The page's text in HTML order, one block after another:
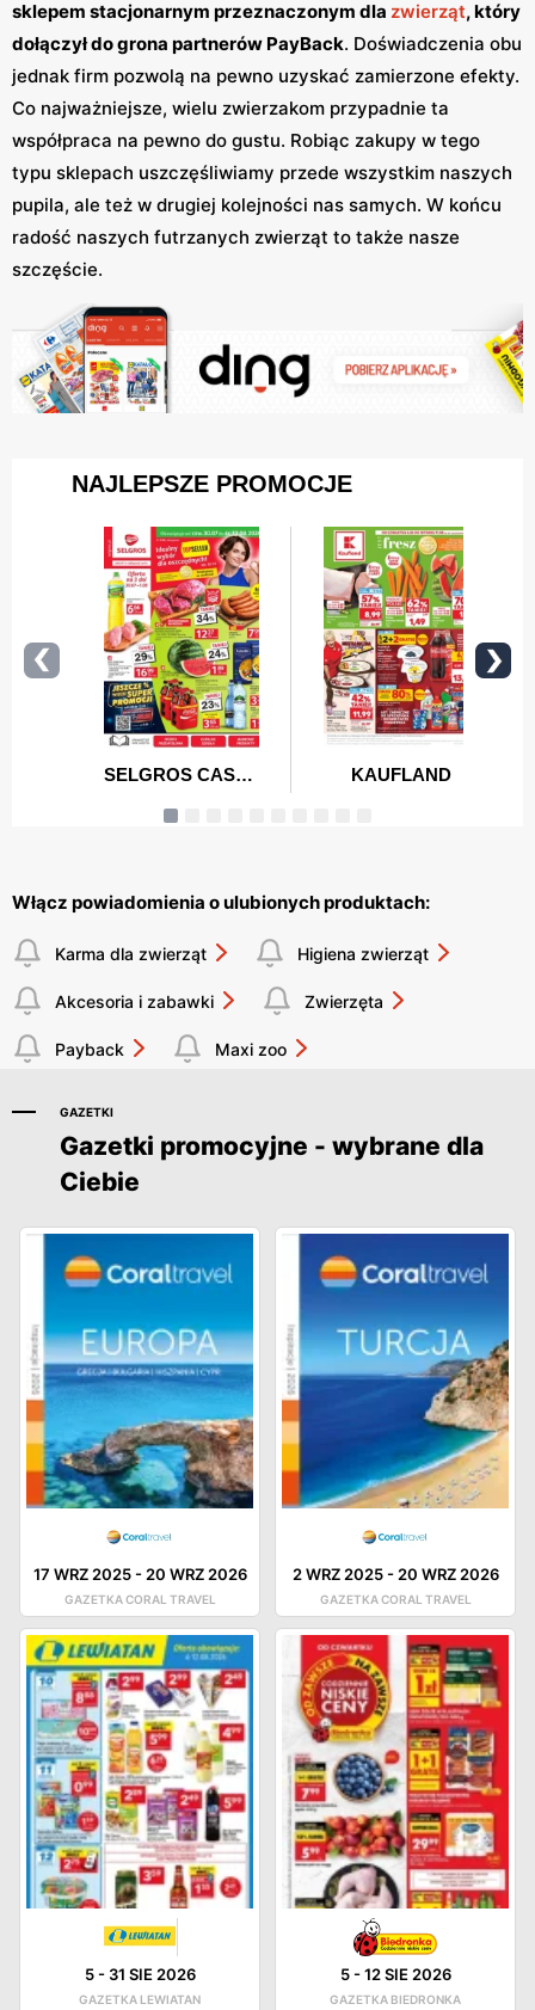
sklepem stacjonarnym przeznaczonym dla zwierząt, który
dołączył do grona partnerów PayBack. Doświadczenia obu
jednak firm pozwolą na pewno uzyskać zamierzone efekty.
Co najważniejsze, wielu zwierzakom przypadnie ta
współpraca na pewno do gustu. Robiąc zakupy w tego
typu sklepach uszczęśliwiamy przede wszystkim naszych
pupila, ale też w drugiej kolejności nas samych. W końcu
radość naszych futrzanych zwierząt to także nasze
szczęście.
Włącz powiadomienia o ulubionych produktach:
Karma dla zwierząt Higiena zwierząt
Akcesoria i zabawki Zwierzęta
Payback Maxi zoo
GAZETKI
Gazetki promocyjne - wybrane dla
Ciebie
17 WRZ 2025- 20 WRZ 2026
GAZETKA CORAL TRAVEL
2 WRZ 2025- 20 WRZ 2026
GAZETKA CORAL TRAVEL
5- 31 SIE 2026
GAZETKA LEWIATAN
5-12 SIE 2026
GAZETKA BIEDRONKA